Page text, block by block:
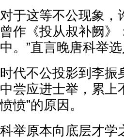
对于这等不公现象，
曾作《投从叔补阙》
中。”直言晚唐科举
时代不公投影到李振
中尝应进士举，累上
愤愤”的原因。
科举原本向底层才学